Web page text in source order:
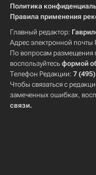
Политика
Правила применения
Главный редактор:
Адрес электронной почты
По вопросам размещения
воспользуйтесьформой
Телефон Редакции: 7
Чтобы связаться с
замеченных ошибках,
связи.